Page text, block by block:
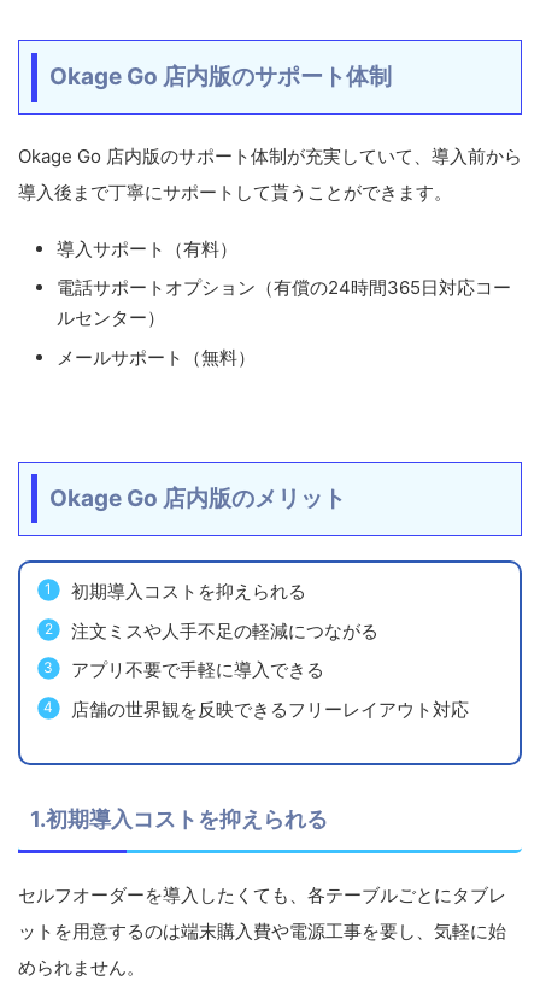
Okage Go 店内版のサポート体制
Okage Go 店内版のサポート体制が充実していて、導入前から
導入後まで丁寧にサポートして貰うことができます。
導入サポート（有料）
電話サポートオプション（有償の24時間365日対応コー
ルセンター）
メールサポート（無料）
Okage Go 店内版のメリット
初期導入コストを抑えられる
注文ミスや人手不足の軽減につながる
アプリ不要で手軽に導入できる
店舗の世界観を反映できるフリーレイアウト対応
1.初期導入コストを抑えられる
セルフオーダーを導入したくても、各テーブルごとにタブレ
ットを用意するのは端末購入費や電源工事を要し、気軽に始
められません。